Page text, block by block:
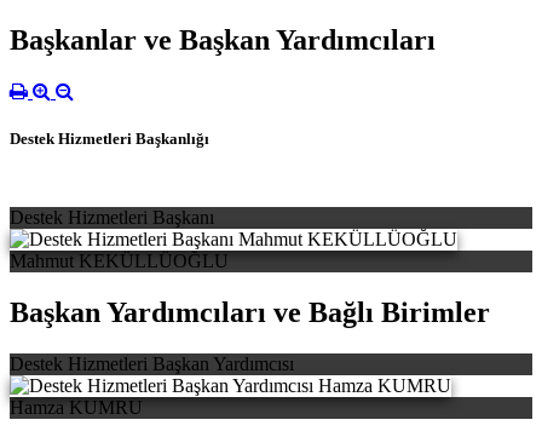
Başkanlar ve Başkan Yardımcıları
Destek Hizmetleri Başkanlığı
Destek Hizmetleri Başkanı
Mahmut KEKÜLLÜOĞLU
Başkan Yardımcıları ve Bağlı Birimler
Destek Hizmetleri Başkan Yardımcısı
Hamza KUMRU